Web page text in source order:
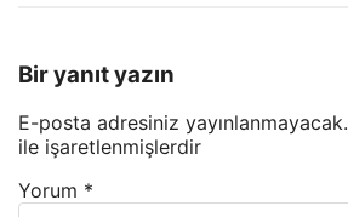
Bir yanıt yazın
E-posta adresiniz yayınlanmayacak.
ile işaretlenmişlerdir
Yorum *